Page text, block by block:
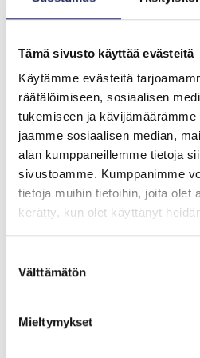
Tämä sivusto käyttää evästeitä
Käytämme evästeitä
räätälöimiseen, sosiaalisen
tukemiseen ja
jaamme sosiaalisen median,
alan kumppaneillemme tietoja
sivustoamme. Kumppanimme
tietoja muihin tietoihin, joita olet
kerätty, kun olet käyttänyt
valinta
Välttämätön
Mieltymykset
Kampanjassa on kerätty
taideteokseen.
Yhteistyökumppaneina ja
olleet vesilaitoksen ja säätiön
Environment Finance
International Development
Dimension Environmental
toteuttivat Hatsinan
ravinteidenpoiston vuoteen
paremmin jätevesien sisältämä
Hatsinan hankkeen myötä
vuotuinen fosforikuorma